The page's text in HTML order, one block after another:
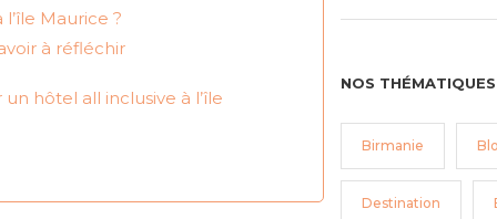
Maurice ?
à réfléchir
hôtel all inclusive à l’île
NOS THÉMATIQUES
Birmanie
Destination